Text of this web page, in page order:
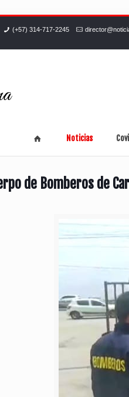
(+57) 314-717-2245
Noticias
de Bomberos de